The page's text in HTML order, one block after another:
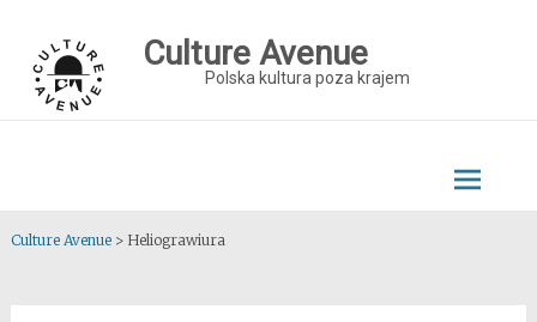
content
Culture Avenue
Polska kultura poza krajem
Culture Avenue> Heliograwiura